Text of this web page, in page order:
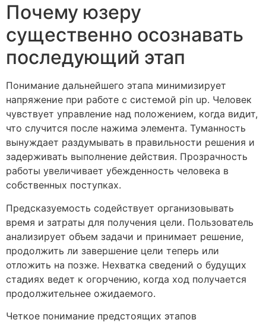
Почему юзеру
существенно осознавать
последующий этап
Понимание дальнейшего этапа минимизирует
напряжение при работе с системой pin up. Человек
чувствует управление над положением, когда видит,
что случится после нажима элемента. Туманность
вынуждает раздумывать в правильности решения и
задерживать выполнение действия. Прозрачность
работы увеличивает убежденность человека в
собственных поступках.
Предсказуемость содействует организовывать
время и затраты для получения цели. Пользователь
анализирует объем задачи и принимает решение,
продолжить ли завершение цели теперь или
отложить на позже. Нехватка сведений о будущих
стадиях ведет к огорчению, когда ход получается
продолжительнее ожидаемого.
Четкое понимание предстоящих этапов